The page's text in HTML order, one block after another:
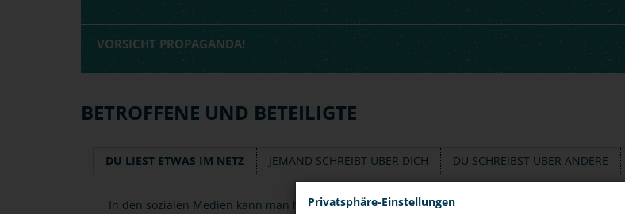
VORSICHT PROPAGANDA!
BETROFFENE UND BETEILIGTE
DU LIEST ETWAS IM NETZ JEMAND SCHREIBT ÜBER DICH DU SCHREIBST ÜBER ANDERE
In den sozialen Medien kann man häufig extreme und abwertende Kommentare lesen. Manchmal
Privatsphäre-Einstellungen